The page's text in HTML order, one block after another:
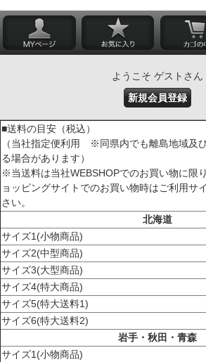
ようこそ ゲストさん
新規会員登録
■送料の目安（税込）
（当社指定便利用 ※同県内でも離島地域及
る場合があります）
※当送料は当社WEBSHOPでのお買い物に限
ョッピングサイトでのお買い物時はご利用サ
さい。
北海道
サイズ1(小物商品)
サイズ2(中型商品)
サイズ3(大型商品)
サイズ4(特大商品)
サイズ5(特大送料1)
サイズ6(特大送料2)
岩手・秋田・青森
サイズ1(小物商品)